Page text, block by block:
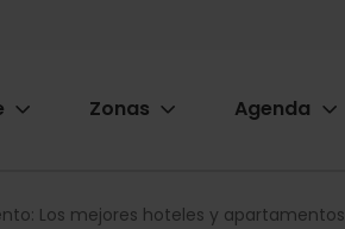
Zonas Agenda
Los mejores hoteles y apartamentos